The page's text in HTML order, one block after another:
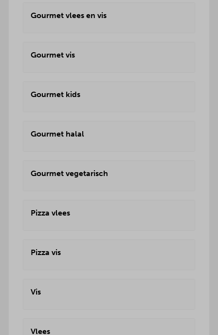
Gourmet vlees en vis
Gourmet vis
Gourmet kids
Gourmet halal
Gourmet vegetarisch
Pizza vlees
Pizza vis
Vis
Vlees